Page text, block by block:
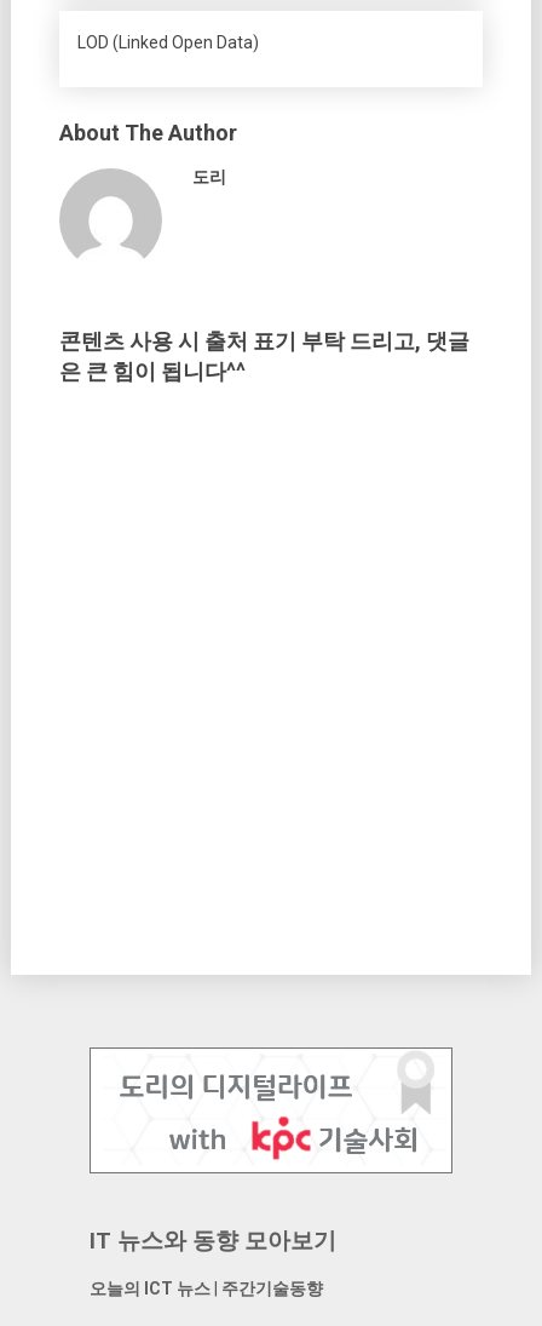
LOD (Linked Open Data)
About The Author
도리
콘텐츠 사용 시 출처 표기 부탁 드리고, 댓글
은 큰 힘이 됩니다^^
IT 뉴스와 동향 모아보기
오늘의 ICT 뉴스| 주간기술동향